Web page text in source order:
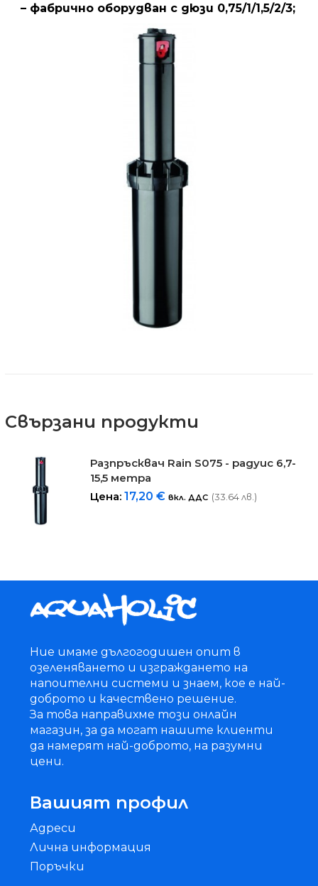
– фабрично оборудван с дюзи 0,75/1/1,5/2/3;
Свързани продукти
Разпръсквач Rain S075 - радуис 6,7-
15,5 метра
Цена:17,20€ вкл. ДДС (33.64 лв.)
Ние имаме дългогодишен опит в
озеленяването и изграждането на
напоителни системи и знаем, кое е най-
доброто и качествено решение.
За това направихме този онлайн
магазин, за да могат нашите клиенти
да намерят най-доброто, на разумни
цени.
Вашият профил
Адреси
Лична информация
Поръчки